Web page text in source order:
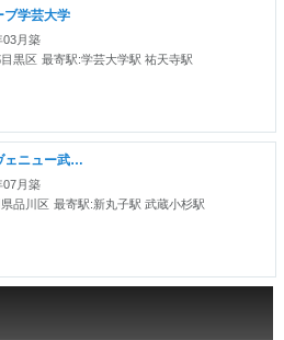
ブ学芸大学
03月築
黒区 最寄駅:学芸大学駅 祐天寺駅
ガーラ・アヴェニュー武蔵小杉
07月築
品川区 最寄駅:新丸子駅 武蔵小杉駅